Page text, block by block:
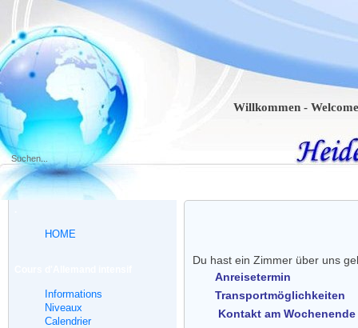
Willkommen - Welcome -
HOME
Informations
Niveaux
Calendrier
Du hast ein Zimmer über uns
Anreisetermin
Transportmöglichkeiten
Kontakt am